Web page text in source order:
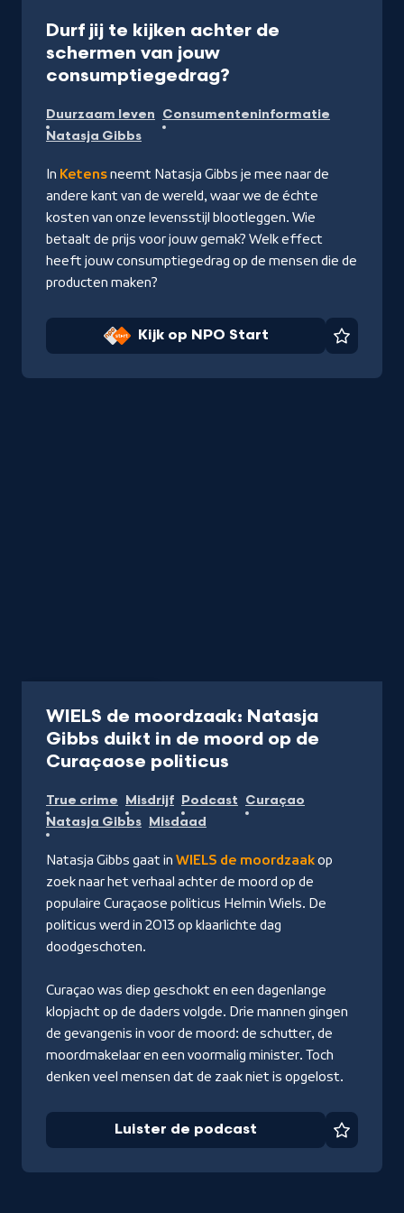
Durf jij te kijken achter de
schermen van jouw
consumptiegedrag?
op
Start
Duurzaam leven Consumenteninformatie
Natasja Gibbs
In Ketensneemt Natasja Gibbs je mee naar de
andere kant van de wereld, waar we de échte
kosten van onze levensstijl blootleggen. Wie
betaalt de prijs voor jouw gemak? Welk effect
heeft jouw consumptiegedrag op de mensen die de
producten maken?
Kijk op NPO Start
WIELS de moordzaak: Natasja
Gibbs duikt in de moord op de
Curaçaose politicus
de
True crime Misdrijf Podcast Curaçao
Natasja Gibbs Misdaad
Natasja Gibbs gaat in WIELS de moordzaakop
zoek naar het verhaal achter de moord op de
populaire Curaçaose politicus Helmin Wiels. De
politicus werd in 2013 op klaarlichte dag
doodgeschoten.
Curaçao was diep geschokt en een dagenlange
klopjacht op de daders volgde. Drie mannen gingen
de gevangenis in voor de moord: de schutter, de
moordmakelaar en een voormalig minister. Toch
denken veel mensen dat de zaak niet is opgelost.
Luister de podcast